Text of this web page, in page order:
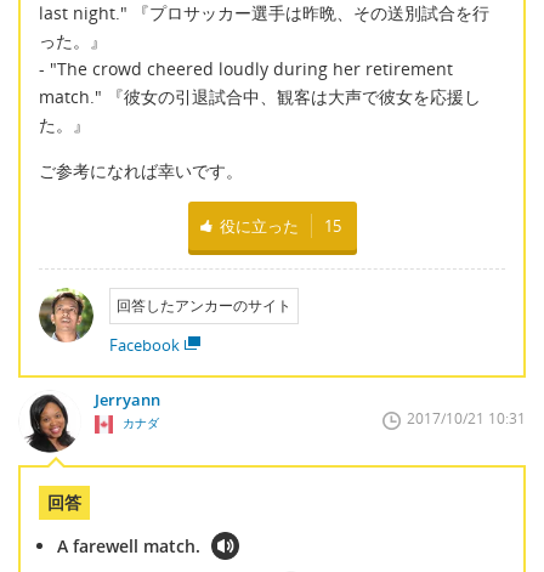
last night." 『プロサッカー選手は昨晩、その送別試合を行
った。』
- "The crowd cheered loudly during her retirement
match." 『彼女の引退試合中、観客は大声で彼女を応援し
た。』
ご参考になれば幸いです。
役に立った 15
回答したアンカーのサイト
Facebook
Jerryann
カナダ 2017/10/21 10:31
回答
A farewell match.